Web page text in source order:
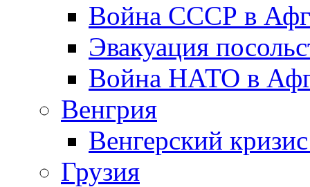
Война СССР в
Эвакуация
Война НАТО в
Венгрия
Венгерский
Грузия